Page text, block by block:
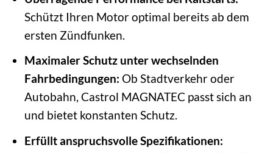
Schützt Ihren Motor optimal bereits ab dem
ersten Zündfunken.
Maximaler Schutz unter wechselnden
Fahrbedingungen: Ob Stadtverkehr oder
Autobahn, Castrol MAGNATEC passt sich an
und bietet konstanten Schutz.
Erfüllt anspruchsvolle Spezifikationen: